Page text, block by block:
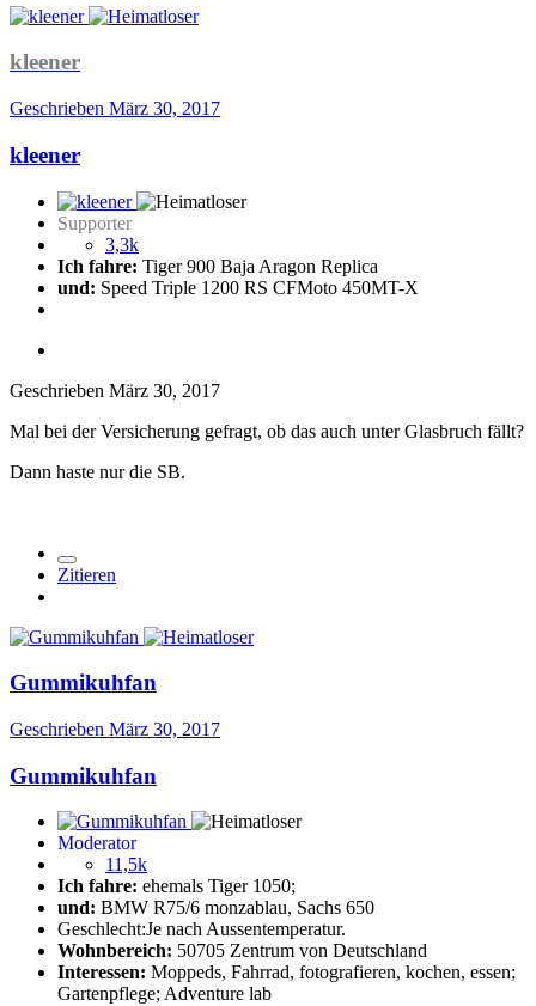
kleener
Geschrieben März 30, 2017
kleener
Supporter
3,3k
Ich fahre: Tiger 900 Baja Aragon Replica
und: Speed Triple 1200 RS CFMoto 450MT-X
Geschrieben März 30, 2017
Mal bei der Versicherung gefragt, ob das auch unter Glasbruch fällt?
Dann haste nur die SB.
Zitieren
Gummikuhfan
Geschrieben März 30, 2017
Gummikuhfan
Moderator
11,5k
Ich fahre: ehemals Tiger 1050;
und: BMW R75/6 monzablau, Sachs 650
Geschlecht:Je nach Aussentemperatur.
Wohnbereich: 50705 Zentrum von Deutschland
Interessen: Moppeds, Fahrrad, fotografieren, kochen, essen;
Gartenpflege; Adventure lab